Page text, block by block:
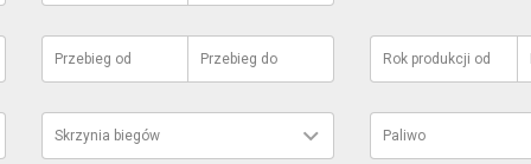
Przebieg od Przebieg do Rok produkcji od
Skrzynia biegów Paliwo